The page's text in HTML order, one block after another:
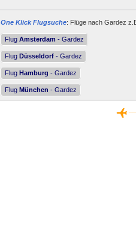
One Klick Flugsuche: Flüge nach Gardez
Flug Amsterdam - Gardez
Flug Düsseldorf - Gardez
Flug Hamburg - Gardez
Flug München - Gardez